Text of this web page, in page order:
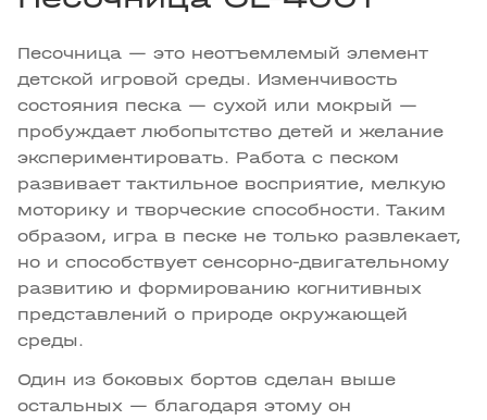
Песочница — это неотъемлемый элемент
детской игровой среды. Изменчивость
состояния песка — сухой или мокрый —
пробуждает любопытство детей и желание
экспериментировать. Работа с песком
развивает тактильное восприятие, мелкую
моторику и творческие способности. Таким
образом, игра в песке не только развлекает,
но и способствует сенсорно-двигательному
развитию и формированию когнитивных
представлений о природе окружающей
среды.
Один из боковых бортов сделан выше
остальных — благодаря этому он